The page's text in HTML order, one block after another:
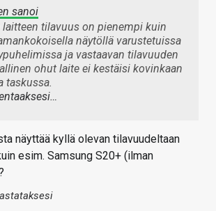
sanoi
tilavuus on pienempi kuin
näytöllä varustetuissa
ja vastaavan tilavuuden
ohut laite ei kestäisi kovinkaan
taskussa.
näyttää kyllä olevan tilavuudeltaan
esim. Samsung S20+ (ilman